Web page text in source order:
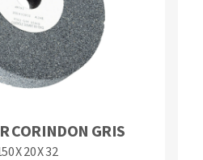
CORINDON GRIS
X 20 X 32